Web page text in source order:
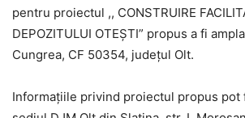
pentru proiectul ,, CONSTRUIRE
DEPOZITULUI OTEŞTI” propus a fi
Cungrea, CF 50354, judeţul Olt.
Informaţiile privind proiectul propus pot